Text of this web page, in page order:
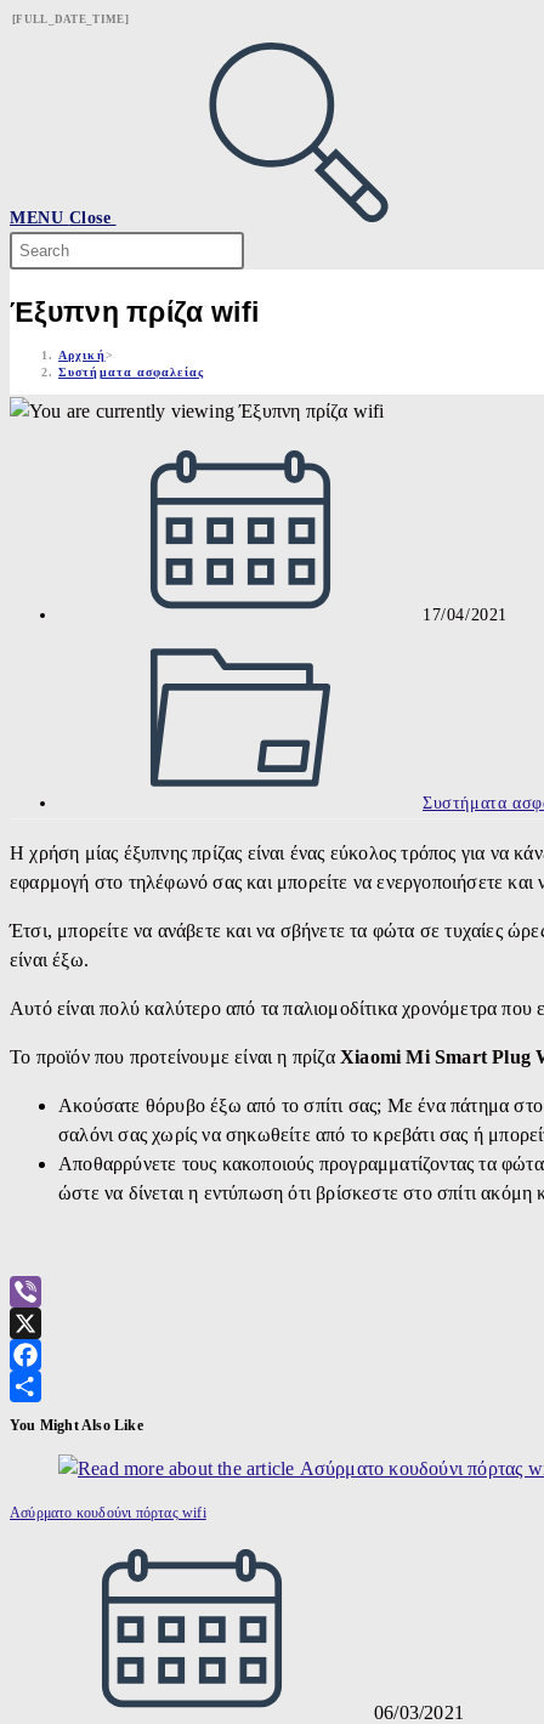
Skip
[FULL_DATE_TIME]
MENU Close
Search
this
website
Έξυπνη πρίζα wifi
Αρχική>
Συστήματα ασφαλείας
17/04/2021
Συστήματα
Η χρήση μίας έξυπνης πρίζας είναι ένας εύκολος τρόπος για να
εφαρμογή στο τηλέφωνό σας και μπορείτε να ενεργοποιήσετε
Έτσι, μπορείτε να ανάβετε και να σβήνετε τα φώτα σε τυχαίες
είναι έξω.
Αυτό είναι πολύ καλύτερο από τα παλιομοδίτικα χρονόμετρα που
Το προϊόν που προτείνουμε είναι η πρίζα Xiaomi Mi Smart Plug
Ακούσατε θόρυβο έξω από το σπίτι σας; Με ένα πάτημα
σαλόνι σας χωρίς να σηκωθείτε από το κρεβάτι σας ή
Αποθαρρύνετε τους κακοποιούς προγραμματίζοντας τα
ώστε να δίνεται η εντύπωση ότι βρίσκεστε στο σπίτι ακόμη
Viber
X
Facebook
Μοιραστείτε
You Might Also Like
Ασύρματο κουδούνι πόρτας wifi
06/03/2021